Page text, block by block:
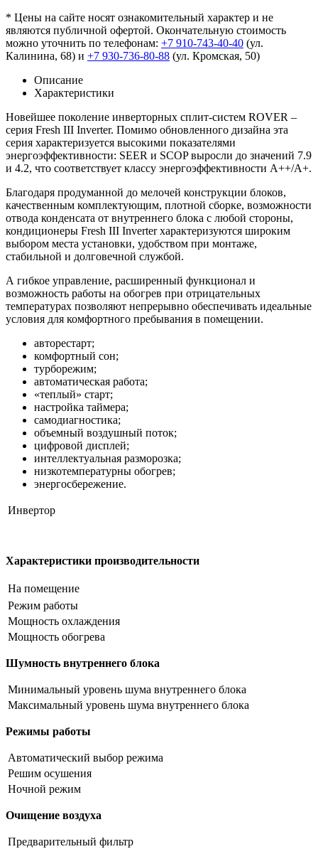
* Цены на сайте носят ознакомительный характер и не
являются публичной офертой. Окончательную стоимость
можно уточнить по телефонам: +7 910-743-40-40 (ул.
Калинина, 68) и +7 930-736-80-88 (ул. Кромская, 50)
Описание
Характеристики
Новейшее поколение инверторных сплит-систем ROVER –
серия Fresh III Inverter. Помимо обновленного дизайна эта
серия характеризуется высокими показателями
энергоэффективности: SEER и SCOP выросли до значений 7.9
и 4.2, что соответствует классу энергоэффективности А++/А+.
Благодаря продуманной до мелочей конструкции блоков,
качественным комплектующим, плотной сборке, возможности
отвода конденсата от внутреннего блока с любой стороны,
кондиционеры Fresh III Inverter характеризуются широким
выбором места установки, удобством при монтаже,
стабильной и долговечной службой.
А гибкое управление, расширенный функционал и
возможность работы на обогрев при отрицательных
температурах позволяют непрерывно обеспечивать идеальные
условия для комфортного пребывания в помещении.
авторестарт;
комфортный сон;
турборежим;
автоматическая работа;
«теплый» старт;
настройка таймера;
самодиагностика;
объемный воздушный поток;
цифровой дисплей;
интеллектуальная разморозка;
низкотемпературны обогрев;
энергосбережение.
Инвертор
Характеристики производительности
На помещение
Режим работы
Мощность охлаждения
Мощность обогрева
Шумность внутреннего блока
Минимальный уровень шума внутреннего блока
Максимальный уровень шума внутреннего блока
Режимы работы
Автоматический выбор режима
Решим осушения
Ночной режим
Очищение воздуха
Предварительный фильтр